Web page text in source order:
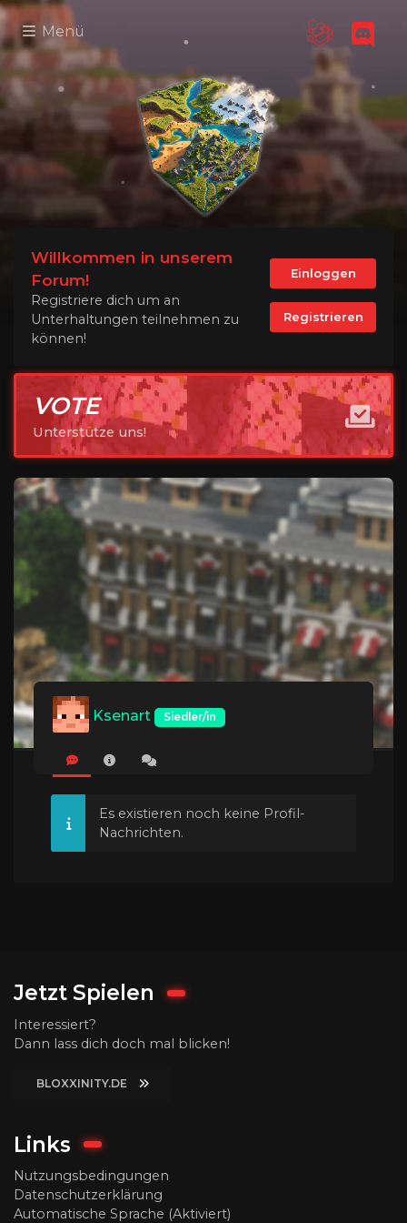
Menü
Willkommen in unserem
Forum!
Registriere dich um an
Unterhaltungen teilnehmen zu
können!
Einloggen
Registrieren
VOTE
Unterstütze uns!
Ksenart Siedler/in
Es existieren noch keine Profil-
Nachrichten.
Jetzt Spielen
Interessiert?
Dann lass dich doch mal blicken!
BLOXXINITY.DE
Links
Nutzungsbedingungen
Datenschutzerklärung
Automatische Sprache (Aktiviert)